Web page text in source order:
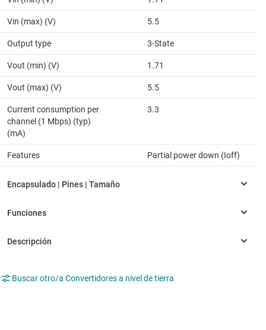
Vin (max) (V) 5.5
Output type 3-State
Vout (min) (V) 1.71
Vout (max) (V) 5.5
Current consumption per
channel (1 Mbps) (typ)
(mA)
3.3
Features Partial power down (Ioff)
Buscar otro/a Convertidores a nivel de tierra